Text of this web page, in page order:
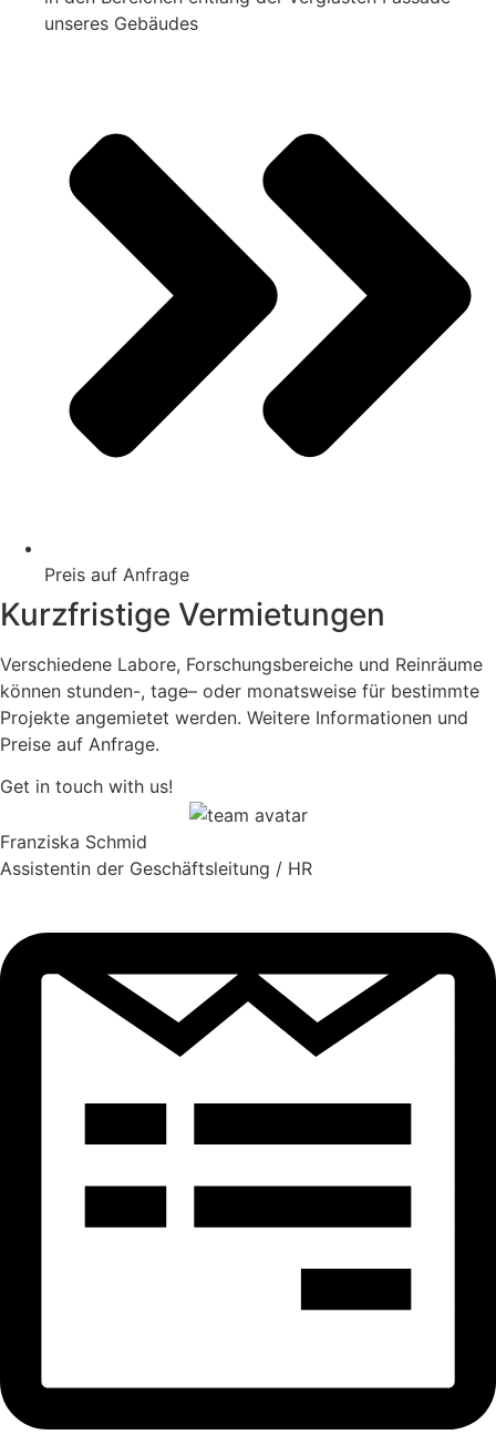
unseres Gebäudes
Preis auf Anfrage
Kurzfristige Vermietungen
Verschiedene Labore, Forschungsbereiche und Reinräume
können stunden-, tage– oder monatsweise für bestimmte
Projekte angemietet werden. Weitere Informationen und
Preise auf Anfrage.
Get in touch with us!
Franziska Schmid
Assistentin der Geschäftsleitung / HR